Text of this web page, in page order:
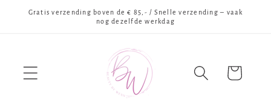
naar de
Gratis verzending boven de € 85,- / Snelle verzending – vaak
nog dezelfde werkdag
Winkelwagen